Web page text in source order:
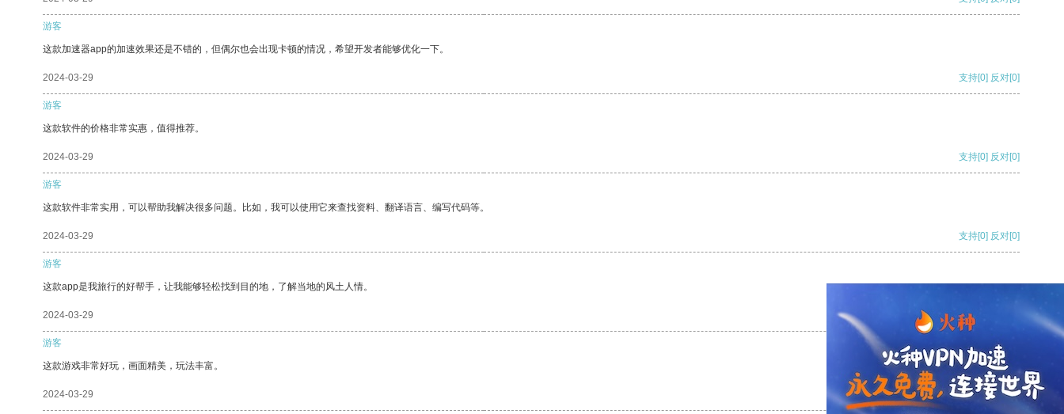
游客
这款加速器app的加速效果还是不错的，但偶尔也会出现卡顿的情况，希望开发者能够优化一下。
2024-03-29 支持[0] 反对[0]
游客
这款软件的价格非常实惠，值得推荐。
2024-03-29 支持[0] 反对[0]
游客
这款软件非常实用，可以帮助我解决很多问题。比如，我可以使用它来查找资料、翻译语言、编写代码等。
2024-03-29 支持[0] 反对[0]
游客
这款app是我旅行的好帮手，让我能够轻松找到目的地，了解当地的风土人情。
2024-03-29 支持
游客
这款游戏非常好玩，画面精美，玩法丰富。
2024-03-29 支持[0] 反对[0]